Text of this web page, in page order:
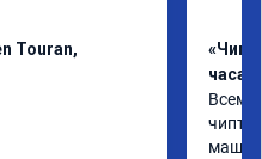
Touran,
«Чип
часа»
Всем